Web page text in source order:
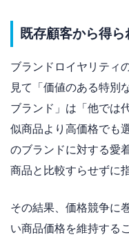
既存顧客から得
ブランドロイヤリティ
見て「価値のある特別
ブランド」は「他では
似商品より高価格でも
のブランドに対する愛
商品と比較すらせずに
その結果、価格競争に
い商品価格を維持する